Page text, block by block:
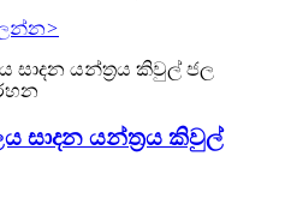
>
සාදන යන්ත්‍රය කිවුල්